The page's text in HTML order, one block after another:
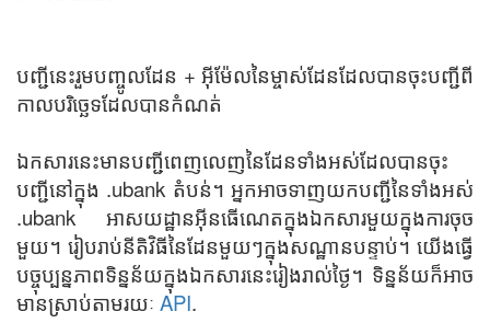
បញ្ជីនេះរួមបញ្ចូលដែន + អ៊ីម៉ែលនៃម្ចាស់ដែនដែលបានចុះបញ្ជីពី
កាលបរិច្ឆេទដែលបានកំណត់
ឯកសារនេះមានបញ្ជីពេញលេញនៃដែនទាំងអស់ដែលបានចុះ
បញ្ជីនៅក្នុង .ubank តំបន់។ អ្នកអាចទាញយកបញ្ជីនៃទាំងអស់
.ubank អាសយដ្ឋានអ៊ីនធើណេតក្នុងឯកសារមួយក្នុងការចុច
មួយ។ រៀបរាប់នីតិវិធីនៃដែនមួយៗក្នុងសណ្ឋានបន្ទាប់។ យើងធ្វើ
បច្ចុប្បន្នភាពទិន្នន័យក្នុងឯកសារនេះរៀងរាល់ថ្ងៃ។ ទិន្នន័យក៏អាច
មានស្រាប់តាមរយៈ API.